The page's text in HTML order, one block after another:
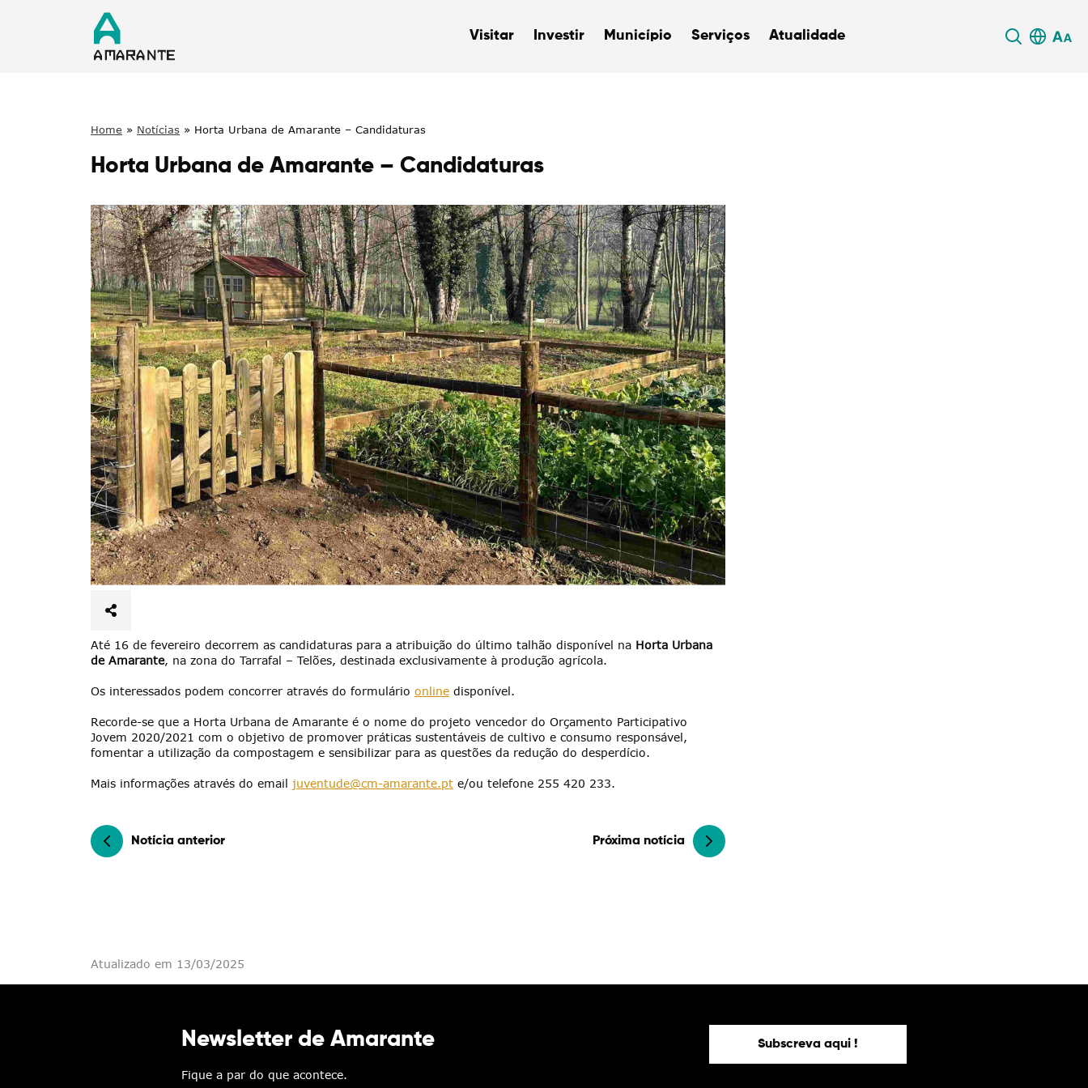
Visitar Investir Município Serviços Atualidade
Termo de Pesquisa
Categorias gerais
Home » Notícias » Horta Urbana de Amarante – Candidaturas
Horta Urbana de Amarante – Candidaturas
Até 16 de fevereiro decorrem as candidaturas para a atribuição do último talhão disponível na Horta Urbana
de Amarante, na zona do Tarrafal – Telões, destinada exclusivamente à produção agrícola.
Os interessados podem concorrer através do formulário online disponível.
Recorde-se que a Horta Urbana de Amarante é o nome do projeto vencedor do Orçamento Participativo
Jovem 2020/2021 com o objetivo de promover práticas sustentáveis de cultivo e consumo responsável,
fomentar a utilização da compostagem e sensibilizar para as questões da redução do desperdício.
Mais informações através do email juventude@cm-amarante.pt e/ou telefone 255 420 233.
Notícia anterior Próxima notícia
Atualizado em 13/03/2025
Newsletter de Amarante
Fique a par do que acontece.
Subscreva aqui !